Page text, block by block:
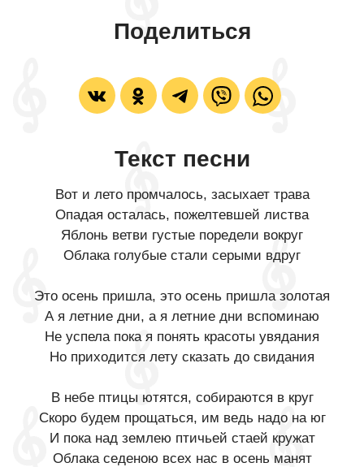
Поделиться
Текст песни
Вот и лето промчалось, засыхает трава
Опадая осталась, пожелтевшей листва
Яблонь ветви густые поредели вокруг
Облака голубые стали серыми вдруг
Это осень пришла, это осень пришла золотая
А я летние дни, а я летние дни вспоминаю
Не успела пока я понять красоты увядания
Но приходится лету сказать до свидания
В небе птицы ютятся, собираются в круг
Скоро будем прощаться, им ведь надо на юг
И пока над землею птичьей стаей кружат
Облака седеною всех нас в осень манят